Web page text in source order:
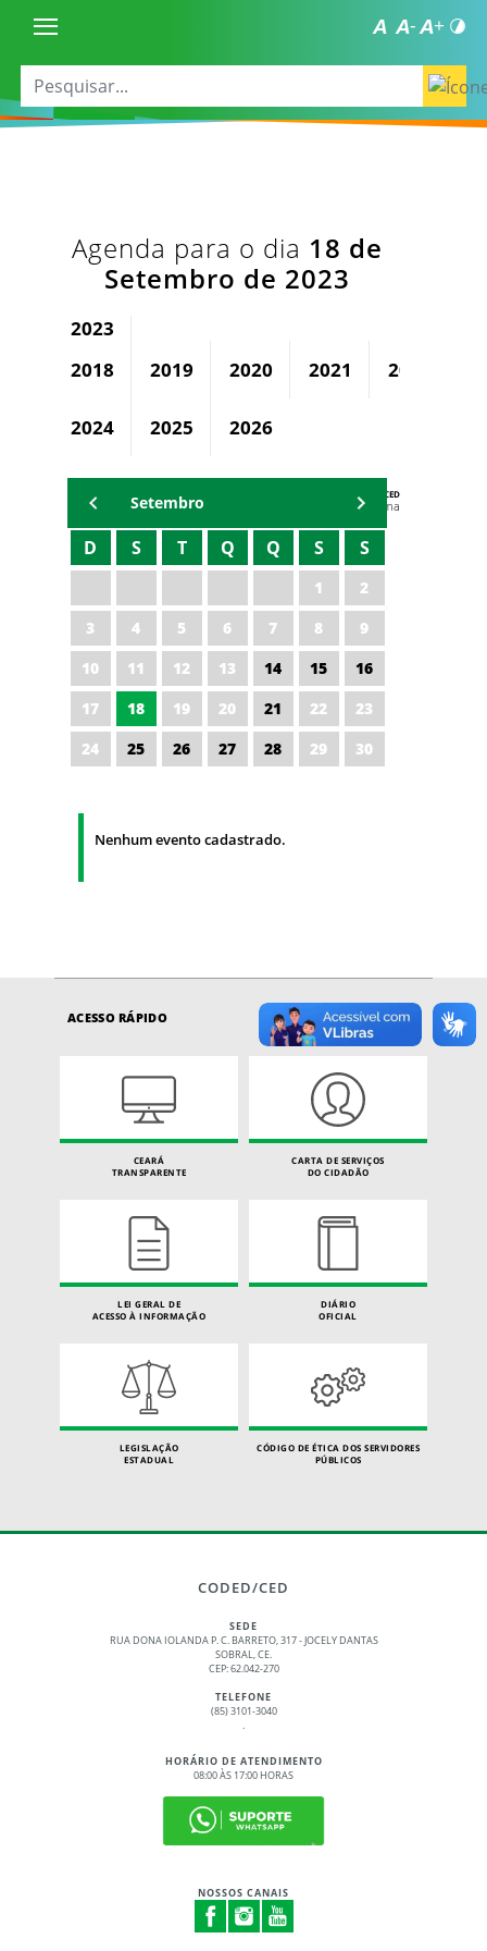
Agenda para o dia 18 de
Setembro de 2023
2023
2018
2019 2020 2021 2022
2024 2025 2026
AGENDA DA CODED/CED
Vagna Lima
Setembro
D S T Q Q S S
1
2
3
4 5 6 7 8
9
10
11 12 13 14 15
16
17
18 19 20 21 22
23
24
25 26 27 28 29 30
Nenhum evento cadastrado.
ACESSO RÁPIDO
CEARÁ
TRANSPARENTE
CARTA DE SERVIÇOS
DO CIDADÃO
LEI GERAL DE
ACESSO À INFORMAÇÃO
DIÁRIO
OFICIAL
LEGISLAÇÃO
ESTADUAL
CÓDIGO DE ÉTICA DOS SERVIDORES
PÚBLICOS
CODED/CED
SEDE
RUA DONA IOLANDA P. C. BARRETO, 317 - JOCELY DANTAS
SOBRAL, CE.
CEP: 62.042-270
TELEFONE
(85) 3101-3040
.
HORÁRIO DE ATENDIMENTO
08:00 ÀS 17:00 HORAS
NOSSOS CANAIS